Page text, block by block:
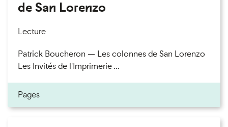
de San Lorenzo
Lecture
Patrick Boucheron — Les colonnes de San Lorenzo
Les Invités de l'Imprimerie ...
Pages